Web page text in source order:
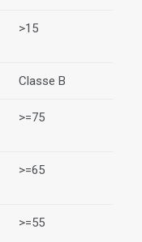
>15
Classe B
>=75
>=65
>=55